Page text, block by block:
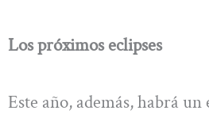
Los próximos eclipses
Este año, además, habrá